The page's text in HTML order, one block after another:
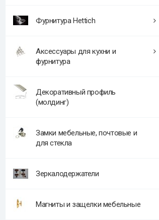
Фурнитура Hettich
Аксессуары для кухни и
фурнитура
Декоративный профиль
(молдинг)
Замки мебельные, почтовые и
для стекла
Зеркалодержатели
Магниты и защелки мебельные